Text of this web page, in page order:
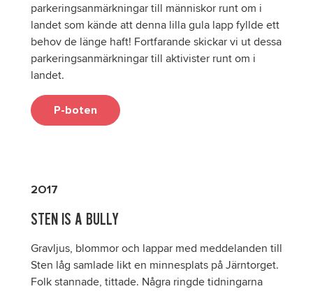
parkeringsanmärkningar till människor runt om i
landet som kände att denna lilla gula lapp fyllde ett
behov de länge haft! Fortfarande skickar vi ut dessa
parkeringsanmärkningar till aktivister runt om i
landet.
P-boten
2O17
STEN IS A BULLY
Gravljus, blommor och lappar med meddelanden till
Sten låg samlade likt en minnesplats på Järntorget.
Folk stannade, tittade. Några ringde tidningarna